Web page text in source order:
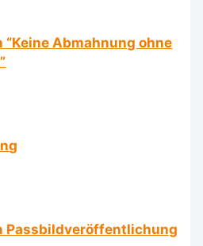
Abmahnung ohne
Passbildveröffentlichung